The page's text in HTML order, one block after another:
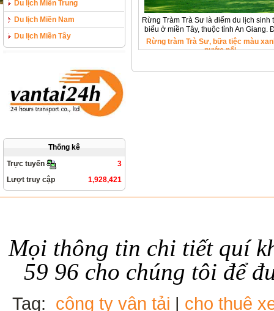
Du lịch Miền Trung
Du lịch Miền Nam
Du lịch Miền Tây
Thống kê
3
Trực tuyến
1,928,421
Lượt truy cập
Rừng Tràm Trà Sư là điểm du lịch sinh
biểu ở miền Tây, thuộc tỉnh An Giang.
khu rừng ngập mặn vùng Tây Sông
khách sẽ thích thú bởi nét đặc trưng
Rừng tràm Trà Sư, bữa tiệc màu
nước nổi
Mọi thông tin chi tiết quí
59 96 cho chúng tôi để
Tag: công ty vận tải | cho thuê